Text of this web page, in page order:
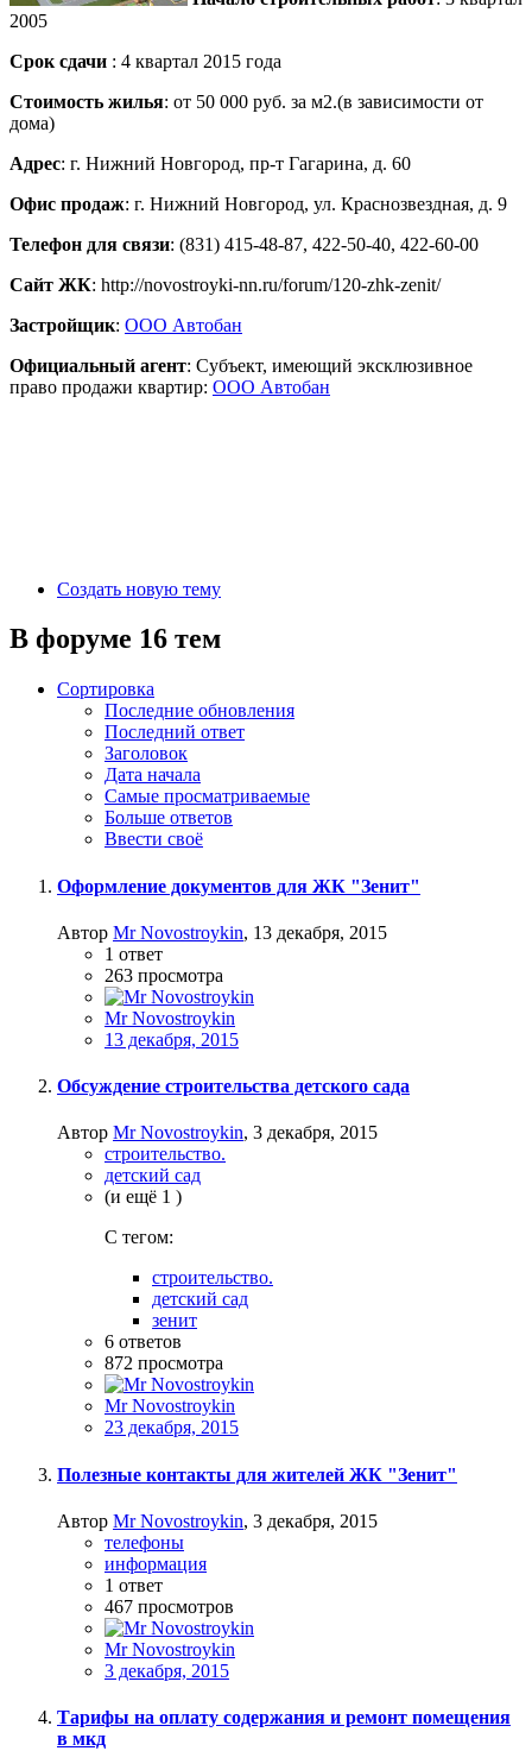
2005
Срок сдачи : 4 квартал 2015 года
Стоимость жилья: от 50 000 руб. за м2.(в зависимости от
дома)
Адрес: г. Нижний Новгород, пр-т Гагарина, д. 60
Офис продаж: г. Нижний Новгород, ул. Краснозвездная, д. 9
Телефон для связи: (831) 415-48-87, 422-50-40, 422-60-00
Сайт ЖК: http://novostroyki-nn.ru/forum/120-zhk-zenit/
Застройщик: ООО Автобан
Официальный агент: Субъект, имеющий эксклюзивное
право продажи квартир: ООО Автобан
Создать новую тему
В форуме 16 тем
Сортировка
Последние обновления
Последний ответ
Заголовок
Дата начала
Самые просматриваемые
Больше ответов
Ввести своё
Оформление документов для ЖК "Зенит"
Автор Mr Novostroykin, 13 декабря, 2015
1 ответ
263 просмотра
Mr Novostroykin
13 декабря, 2015
Обсуждение строительства детского сада
Автор Mr Novostroykin, 3 декабря, 2015
строительство.
детский сад
(и ещё 1 )
C тегом:
строительство.
детский сад
зенит
6 ответов
872 просмотра
Mr Novostroykin
23 декабря, 2015
Полезные контакты для жителей ЖК "Зенит"
Автор Mr Novostroykin, 3 декабря, 2015
телефоны
информация
1 ответ
467 просмотров
Mr Novostroykin
3 декабря, 2015
Тарифы на оплату содержания и ремонт помещения
в мкд